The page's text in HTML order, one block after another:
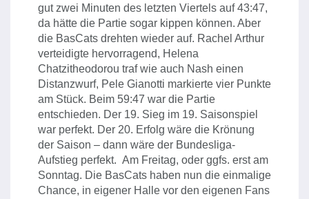
gut zwei Minuten des letzten Viertels auf 43:47,
da hätte die Partie sogar kippen können. Aber
die BasCats drehten wieder auf. Rachel Arthur
verteidigte hervorragend, Helena
Chatzitheodorou traf wie auch Nash einen
Distanzwurf, Pele Gianotti markierte vier Punkte
am Stück. Beim 59:47 war die Partie
entschieden. Der 19. Sieg im 19. Saisonspiel
war perfekt. Der 20. Erfolg wäre die Krönung
der Saison – dann wäre der Bundesliga-
Aufstieg perfekt. Am Freitag, oder ggfs. erst am
Sonntag. Die BasCats haben nun die einmalige
Chance, in eigener Halle vor den eigenen Fans